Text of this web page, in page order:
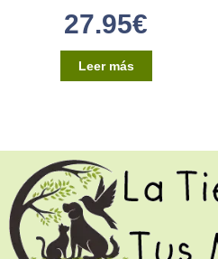
27.95€
Leer más